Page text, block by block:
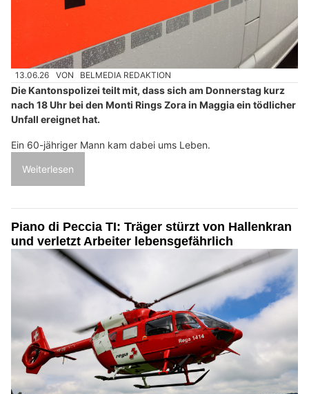
13.06.26 VON BELMEDIA REDAKTION
Die Kantonspolizei teilt mit, dass sich am Donnerstag kurz
nach 18 Uhr bei den Monti Rings Zora in Maggia ein tödlicher
Unfall ereignet hat.
Ein 60-jähriger Mann kam dabei ums Leben.
Weiterlesen
Piano di Peccia TI: Träger stürzt von Hallenkran
und verletzt Arbeiter lebensgefährlich